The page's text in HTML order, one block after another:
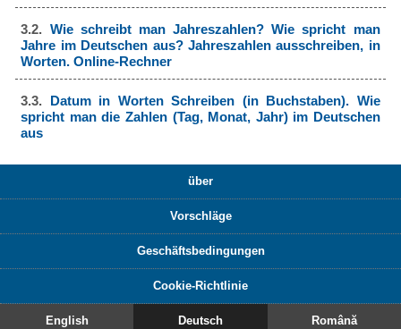
3.2. Wie schreibt man Jahreszahlen? Wie spricht man
Jahre im Deutschen aus? Jahreszahlen ausschreiben, in
Worten. Online-Rechner
3.3. Datum in Worten Schreiben (in Buchstaben). Wie
spricht man die Zahlen (Tag, Monat, Jahr) im Deutschen
aus
über
Vorschläge
Geschäftsbedingungen
Cookie-Richtlinie
English Deutsch Română